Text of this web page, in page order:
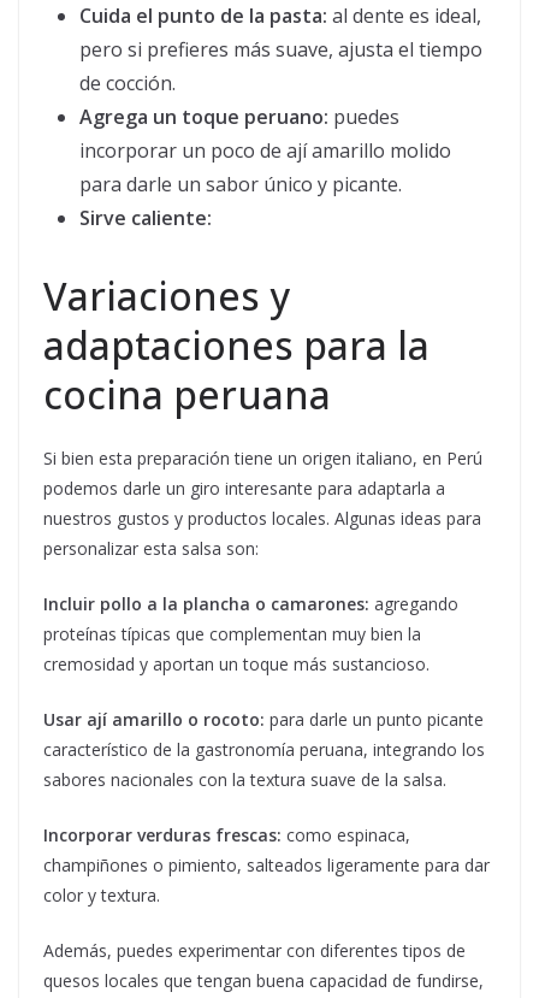
Cuida el punto de la pasta: al dente es ideal,
pero si prefieres más suave, ajusta el tiempo
de cocción.
Agrega un toque peruano: puedes
incorporar un poco de ají amarillo molido
para darle un sabor único y picante.
Sirve caliente:
Variaciones y
adaptaciones para la
cocina peruana
Si bien esta preparación tiene un origen italiano, en Perú
podemos darle un giro interesante para adaptarla a
nuestros gustos y productos locales. Algunas ideas para
personalizar esta salsa son:
Incluir pollo a la plancha o camarones: agregando
proteínas típicas que complementan muy bien la
cremosidad y aportan un toque más sustancioso.
Usar ají amarillo o rocoto: para darle un punto picante
característico de la gastronomía peruana, integrando los
sabores nacionales con la textura suave de la salsa.
Incorporar verduras frescas: como espinaca,
champiñones o pimiento, salteados ligeramente para dar
color y textura.
Además, puedes experimentar con diferentes tipos de
quesos locales que tengan buena capacidad de fundirse,